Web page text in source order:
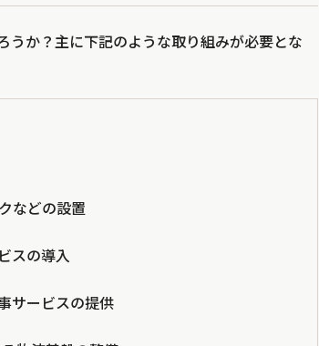
うか？主に下記のような取り組みが必要とな
などの設置
スの導入
サービスの提供